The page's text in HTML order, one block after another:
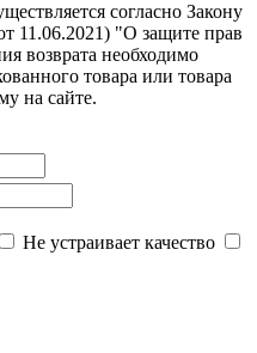
согласно Закону
11.06.2021) "О защите прав
возврата необходимо
товара или товара
на сайте.
Не устраивает качество